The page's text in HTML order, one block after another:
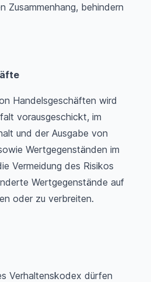
Zusammenhang, behindern
Handelsgeschäften wird
vorausgeschickt, im
und der Ausgabe von
Wertgegenständen im
Vermeidung des Risikos
Wertgegenstände auf
oder zu verbreiten.
Verhaltenskodex dürfen